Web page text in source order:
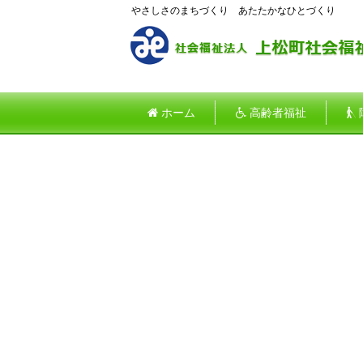
やさしさのまちづくり あたたかなひとづくり
ホーム 高齢者福祉